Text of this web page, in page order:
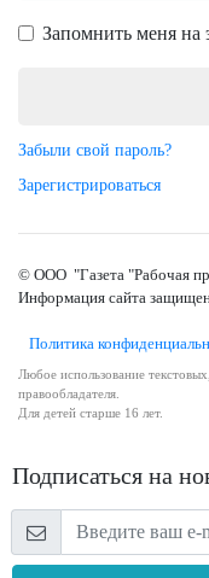
Запомнить меня на
Забыли свой пароль?
Зарегистрироваться
© ООО "Газета "Рабочая
Информация сайта
Политика
Любое использование
правообладателя.
Для детей старше 16 лет.
Подписаться на